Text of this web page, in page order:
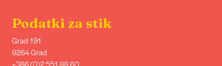
Podatki za stik
Grad 191
9264 Grad
+386 (0)2 551 88 60